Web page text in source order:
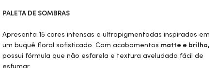
PALETA DE SOMBRAS
Apresenta 15 cores intensas e ultrapigmentadas inspiradas em
um buquê floral sofisticado. Com acabamentos matte e brilho,
possui fórmula que não esfarela e textura aveludada fácil de
esfumar.